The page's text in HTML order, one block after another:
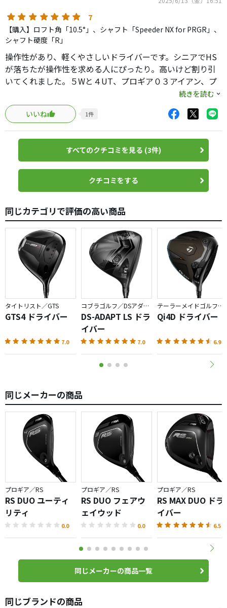
7
【購入】ロフト角「10.5°」、シャフト「Speeder NX for PRGR」、
シャフト硬度「R」
操作性があり、軽くやさしいドライバーです。シニアでHS
が落ちたが操作性を求める人にぴったり。高いけど割り引
いてくれました。５Wと４UT、プロギア０３アイアン、プ
ロギア０ウエッジとパター以外はプロギアになりました。
続きを読む
いいね
1件
すべてのクチコミを見る (3件)
クチコミをする
同じカテゴリで評価の高い商品
タイトリスト／GTS
GTS4 ドライバー
7.0
コブラゴルフ／DSアダプト
DS-ADAPT LS ドラ
イバー
7.0
テーラーメイドゴルフ／Qi4D
Qi4D ドライバー
6.9
同じメーカーの商品
プロギア／RS
RS DUO ユーティ
リティ
0.0
プロギア／RS
RS DUO フェアウ
ェイウッド
0.0
プロギア／RS
RS MAX DUO ドラ
イバー
6.5
同じメーカーの商品一覧
同じブランドの商品